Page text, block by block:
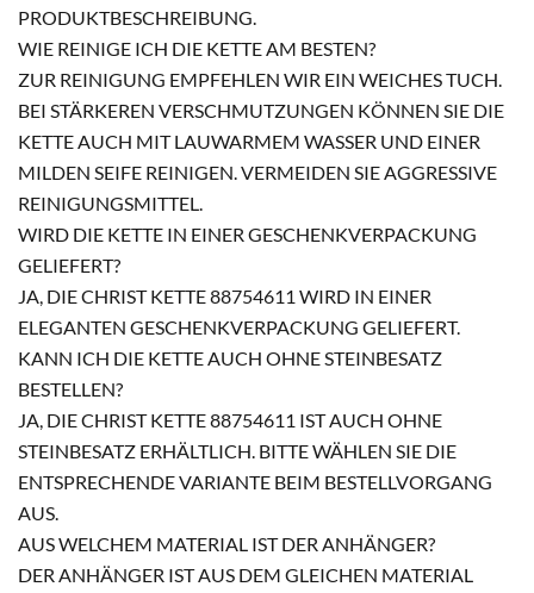
PRODUKTBESCHREIBUNG.
WIE REINIGE ICH DIE KETTE AM BESTEN?
ZUR REINIGUNG EMPFEHLEN WIR EIN WEICHES TUCH.
BEI STÄRKEREN VERSCHMUTZUNGEN KÖNNEN SIE DIE
KETTE AUCH MIT LAUWARMEM WASSER UND EINER
MILDEN SEIFE REINIGEN. VERMEIDEN SIE AGGRESSIVE
REINIGUNGSMITTEL.
WIRD DIE KETTE IN EINER GESCHENKVERPACKUNG
GELIEFERT?
JA, DIE CHRIST KETTE 88754611 WIRD IN EINER
ELEGANTEN GESCHENKVERPACKUNG GELIEFERT.
KANN ICH DIE KETTE AUCH OHNE STEINBESATZ
BESTELLEN?
JA, DIE CHRIST KETTE 88754611 IST AUCH OHNE
STEINBESATZ ERHÄLTLICH. BITTE WÄHLEN SIE DIE
ENTSPRECHENDE VARIANTE BEIM BESTELLVORGANG
AUS.
AUS WELCHEM MATERIAL IST DER ANHÄNGER?
DER ANHÄNGER IST AUS DEM GLEICHEN MATERIAL